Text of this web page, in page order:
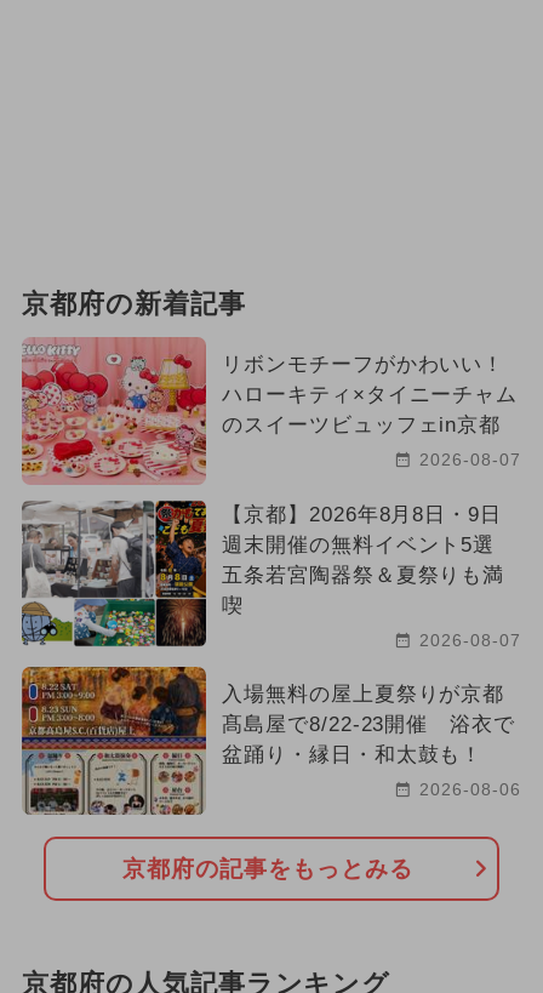
京都府の新着記事
リボンモチーフがかわいい！
ハローキティ×タイニーチャム
のスイーツビュッフェin京都
2026-08-07
【京都】2026年8月8日・9日
週末開催の無料イベント5選
五条若宮陶器祭＆夏祭りも満
喫
2026-08-07
入場無料の屋上夏祭りが京都
髙島屋で8/22-23開催 浴衣で
盆踊り・縁日・和太鼓も！
2026-08-06
京都府の記事をもっとみる
京都府の人気記事ランキング